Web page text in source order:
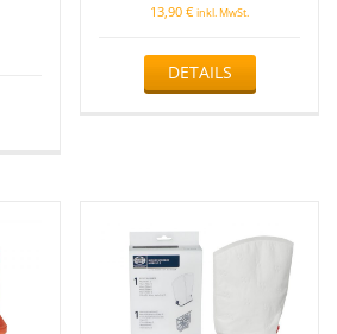
13,90€ inkl. MwSt.
DETAILS